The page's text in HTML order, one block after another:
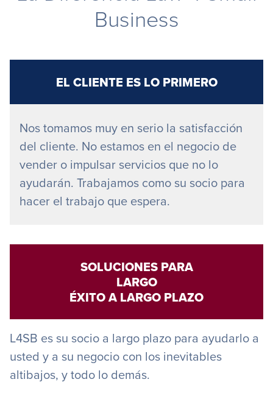
Business
EL CLIENTE ES LO PRIMERO
Nos tomamos muy en serio la satisfacción
del cliente. No estamos en el negocio de
vender o impulsar servicios que no lo
ayudarán. Trabajamos como su socio para
hacer el trabajo que espera.
SOLUCIONES PARA
LARGO
ÉXITO A LARGO PLAZO
L4SB es su socio a largo plazo para ayudarlo a
usted y a su negocio con los inevitables
altibajos, y todo lo demás.